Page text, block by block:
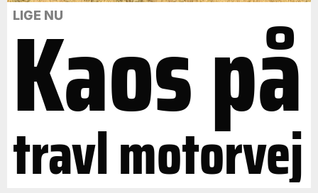
LIGE NU
Kaos på
travl motorvej